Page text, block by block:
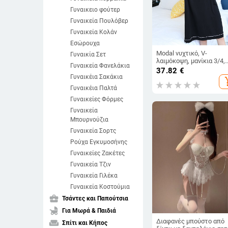
Γυναικειο φούτερ
Γυναικεία Πουλόβερ
Γυναικεία Κολάν
Εσώρουχα
Γυναικία Σετ
Γυναικεία Φανελάκια
Γυναικέια Σακάκια
Γυναικέια Παλτά
Γυναικείες Φόρμες
Γυναικεία
Μπουρνούζια
Γυναικεία Σορτς
Ρούχα Εγκυμοσήνης
Γυναικείες Ζακέτες
Γυναικεία Τζιν
Γυναικεία Γιλέκα
Γυναικεία Κοστούμια
business_center Τσάντες και Παπούτσια
child_friendly Για Μωρά & Παιδιά
weekend Σπίτι και Κήπος
Modal νυχτικό, V-
λαιμόκοψη, μανίκια 3/4,
μήκος midi, χαλαρή
37.82 €
Διαφανές μπούστο από